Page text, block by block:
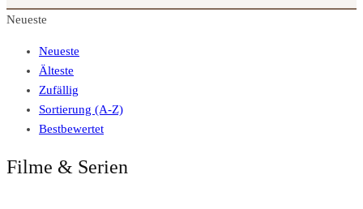
Neueste
Neueste
Älteste
Zufällig
Sortierung (A-Z)
Bestbewertet
Filme & Serien